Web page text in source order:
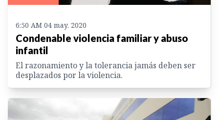
6:50 AM 04 may. 2020
Condenable violencia familiar y abuso
infantil
El razonamiento y la tolerancia jamás deben ser
desplazados por la violencia.